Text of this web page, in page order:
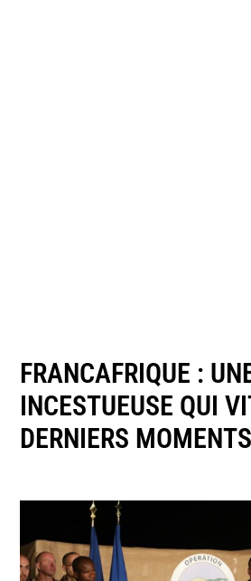
FRANCAFRIQUE :
INCESTUEUSE QUI
DERNIERS